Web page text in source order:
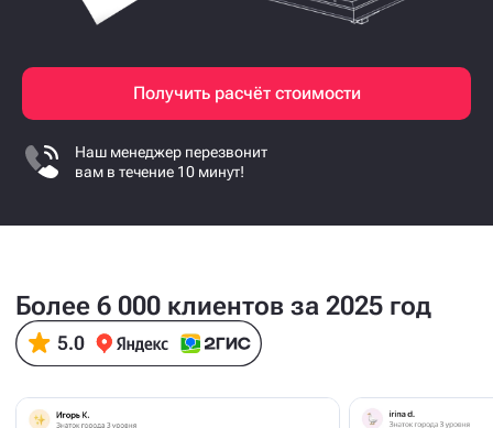
Получить расчёт стоимости
Наш менеджер перезвонит
вам в течение 10 минут!
Более 6 000 клиентов за 2025 год